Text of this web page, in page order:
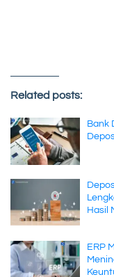
Related posts:
Bank
Hasil
ERP